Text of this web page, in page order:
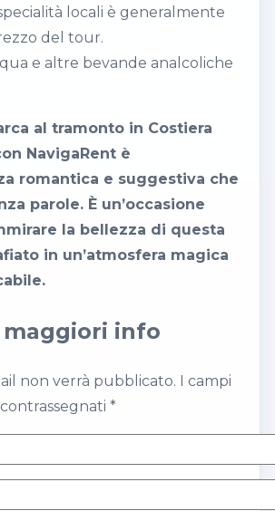
locali è generalmente
del tour.
e altre bevande analcoliche
al tramonto in Costiera
NavigaRent è
romantica e suggestiva che
parole. È un’occasione
la bellezza di questa
in un’atmosfera magica
maggiori info
non verrà pubblicato. I campi
*